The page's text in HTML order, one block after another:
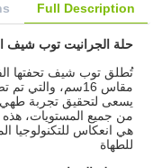
Full Description
حلة الجرانيت توب شيف
تُطلق توب شيف تحفتها
مقاس 16سم،
يسعى لتحقيق تجربة طهي
من جميع المستويات،
هي انعكاس للتكنولوجيا
للطهاة